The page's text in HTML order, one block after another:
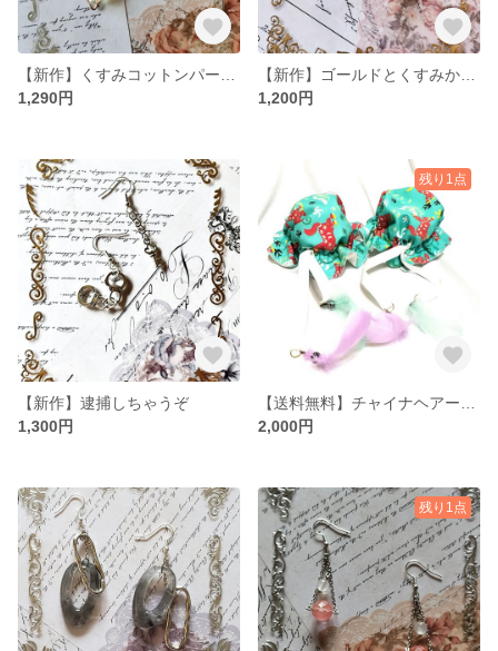
1,290円
1,200円
【新作】逮捕しちゃうぞ
1,300円
残り1点
2,000円
残り1点